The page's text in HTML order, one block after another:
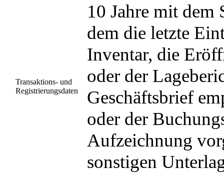
Transaktions- und
Registrierungsdaten
10 Jahre mit dem
dem die letzte
Inventar, die
oder der
Geschäftsbrief
oder der
Aufzeichnung
sonstigen